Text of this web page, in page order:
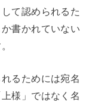
て認められるた
書かれていない
るためには宛名
様」ではなく名